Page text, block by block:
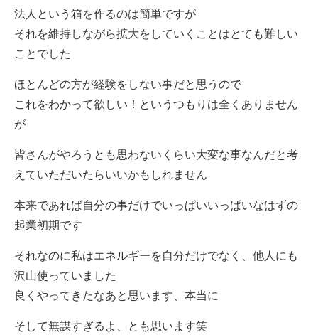
法人という箱を作るのは簡単ですが
それを維持しながら拡大をしていくことはとても難しい
ことでした
ほとんどの方が経験をしない事だと思うので
これをわかって欲しい！というつもりは全くありません
が
皆さんがやろうとも思わないくらい大変な事なんだと考
えていただいたらいいかもしれません
本来であれば自分の事だけでいっぱいいっぱいなはずの
起業初期です
それなのに私はエネルギーを自分だけでなく、他人にも
沢山使っていました
良くやってきたなあと思います、本当に
そして無謀すぎるよ、とも思います笑